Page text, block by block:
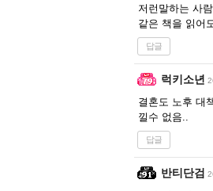
저런말하는 사
같은 책을 읽어
답글
럭키소년
결혼도 노후 대
낄수 없음..
답글
반티단검